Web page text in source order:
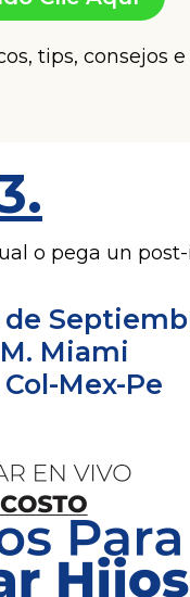
tips, consejos
o pega un
de
Miami
Mex-Pe